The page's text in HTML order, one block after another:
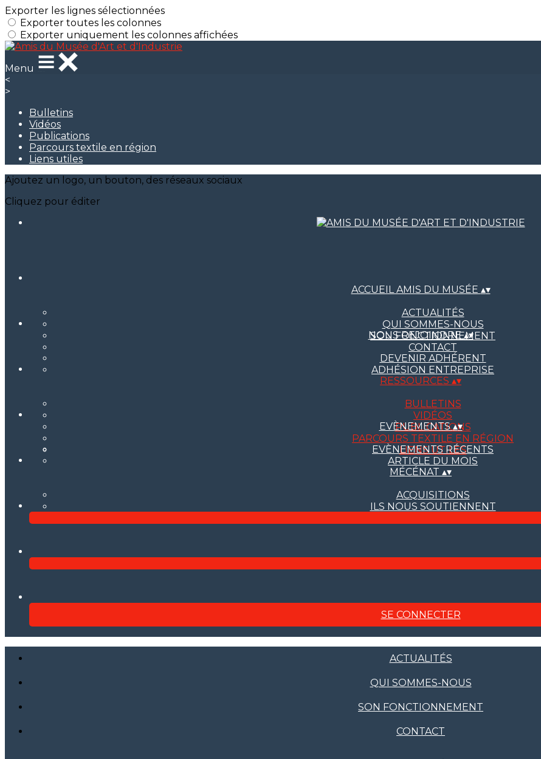
Exporter les lignes sélectionnées
Exporter toutes les colonnes
Exporter uniquement les colonnes affichées
Menu
<
>
Bulletins
Vidéos
Publications
Parcours textile en région
Liens utiles
Ajoutez un logo, un bouton, des réseaux sociaux
Cliquez pour éditer
ACCUEIL AMIS DU MUSÉE ▴▾
ACTUALITÉS
QUI SOMMES-NOUS
SON FONCTIONNEMENT
CONTACT
NOUS REJOINDRE▴▾
DEVENIR ADHÉRENT
ADHÉSION ENTREPRISE
RESSOURCES ▴▾
BULLETINS
VIDÉOS
PUBLICATIONS
PARCOURS TEXTILE EN RÉGION
LIENS UTILES
EVÈNEMENTS▴▾
EVÈNEMENTS RÉCENTS
ARTICLE DU MOIS
MÉCÉNAT ▴▾
ACQUISITIONS
ILS NOUS SOUTIENNENT
SE CONNECTER
ACTUALITÉS
QUI SOMMES-NOUS
SON FONCTIONNEMENT
CONTACT